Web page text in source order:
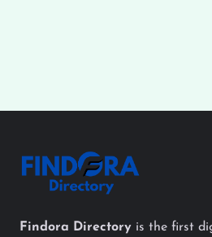
Findora Directory is the first